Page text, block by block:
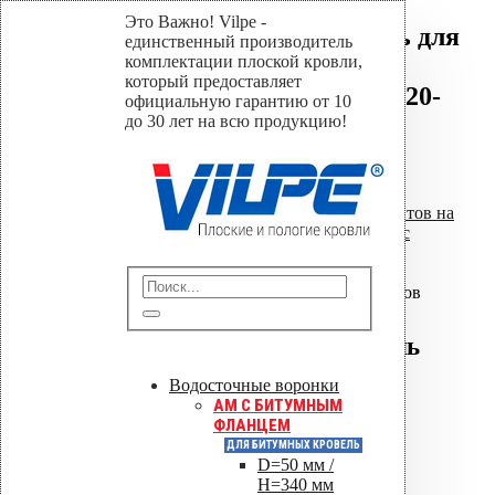
Это Важно! Vilpe -
единственный производитель
комплектации плоской кровли,
который предоставляет
официальную гарантию от 10
до 30 лет на всю продукцию!
Водосточные воронки
AM C БИТУМНЫМ
ФЛАНЦЕМ
ДЛЯ БИТУМНЫХ КРОВЕЛЬ
D=50 мм /
H=340 мм
Резиновый уплотнитель для
квадратных проходных
элементов RHS-80-100-120-
140
Home
Магазин
Уплотнители проходных элементов на
плоских кровлях,Уплотнители с
Резиновый уплотнитель для
квадратных проходных элементов
Резиновый уплотнитель
для квадратных
проходных элементов
RHS-80-100-120-140